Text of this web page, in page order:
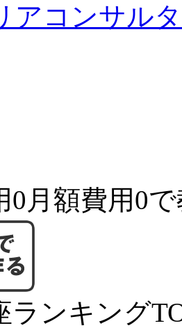
アコンサル
0月額費用0
ランキング